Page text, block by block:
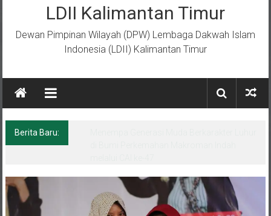
LDII Kalimantan Timur
Dewan Pimpinan Wilayah (DPW) Lembaga Dakwah Islam
Indonesia (LDII) Kalimantan Timur
Berita Baru: